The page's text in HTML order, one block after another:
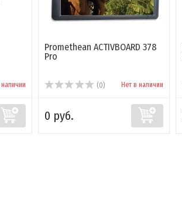
наличии
Promethean ACTIVBOARD 378
Pro
(0) Нет в наличии
0 руб.